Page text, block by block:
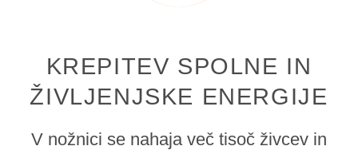
KREPITEV SPOLNE IN
ŽIVLJENJSKE ENERGIJE
V nožnici se nahaja več tisoč živcev in